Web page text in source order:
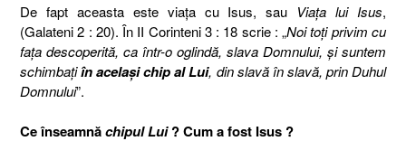
De fapt aceasta este viaţa cu Isus, sau Viaţa lui Isus,
(Galateni 2 : 20). În II Corinteni 3 : 18 scrie : „Noi toţi privim cu
faţa descoperită, ca într-o oglindă, slava Domnului, şi suntem
schimbaţiîn acelaşi chip al Lui, din slavă în slavă, prin Duhul
Domnului”.
Ce înseamnăchipul Lui? Cum a fost Isus ?